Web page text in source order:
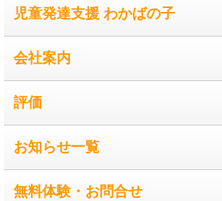
児童発達支援 わかばの子
会社案内
評価
お知らせ一覧
無料体験・お問合せ